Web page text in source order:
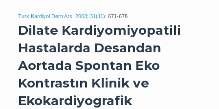
Turk Kardiyol Dern Ars. 2003; 31(11): 671-678
Dilate Kardiyomiyopatili
Hastalarda Desandan
Aortada Spontan Eko
Kontrastın Klinik ve
Ekokardiyografik